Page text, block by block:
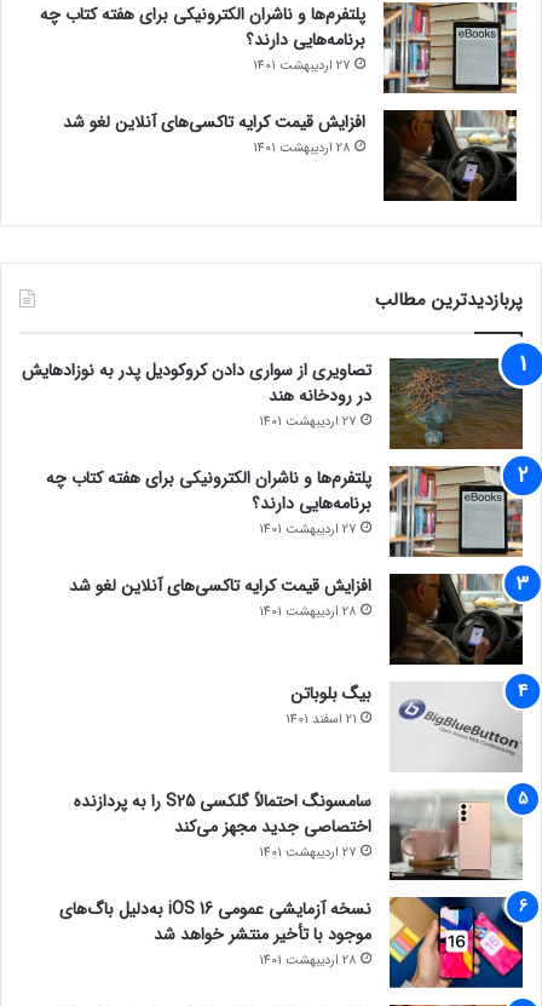
پلتفرم‌ها و ناشران الکترونیکی برای هفته کتاب چه
برنامه‌هایی دارند؟
27 اردیبهشت 1401
افزایش قیمت کرایه تاکسی‌های آنلاین لغو شد
28 اردیبهشت 1401
پربازدیدترین مطالب
تصاویری از سواری دادن کروکودیل پدر به نوزادهایش
در رودخانه هند
27 اردیبهشت 1401
پلتفرم‌ها و ناشران الکترونیکی برای هفته کتاب چه
برنامه‌هایی دارند؟
27 اردیبهشت 1401
افزایش قیمت کرایه تاکسی‌های آنلاین لغو شد
28 اردیبهشت 1401
بیگ بلوباتن
21 اسفند 1401
سامسونگ احتمالاً گلکسی S25 را به پردازنده
اختصاصی جدید مجهز می‌کند
27 اردیبهشت 1401
نسخه آزمایشی عمومی iOS 16 به‌دلیل باگ‌های
موجود با تأخیر منتشر خواهد شد
28 اردیبهشت 1401